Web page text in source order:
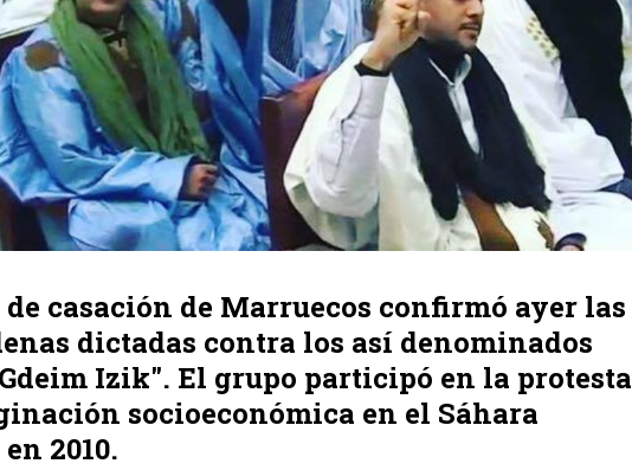
casación de Marruecos confirmó ayer las
dictadas contra los así denominados
Izik". El grupo participó en la protesta
socioeconómica en el Sáhara
2010.